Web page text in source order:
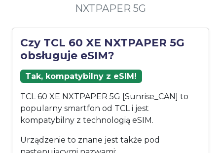
NXTPAPER 5G
Czy TCL 60 XE NXTPAPER 5G
obsługuje eSIM?
Tak, kompatybilny z eSIM!
TCL 60 XE NXTPAPER 5G [Sunrise_CAN] to
popularny smartfon od TCL i jest
kompatybilny z technologią eSIM.
Urządzenie to znane jest także pod